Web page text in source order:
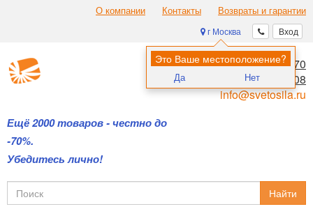
О компании Контакты Возвраты и гарантии
Вход
г Москва
Это Ваше местоположение?
Да Нет
Ещё 2000 товаров - честно до
-70%.
Убедитесь лично!
8 (495) 970-00-70
8 (800) 700-11-08
info@svetosila.ru
Найти